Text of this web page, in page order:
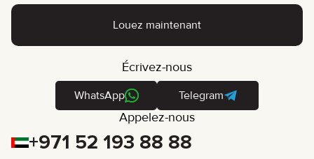
Louez maintenant
Écrivez-nous
WhatsApp Telegram
Appelez-nous
+971 52 193 88 88